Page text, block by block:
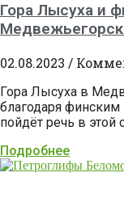
Гора Лысуха и
02.08.2023
Гора Лысуха в
благодаря
пойдёт речь в этой
Подробнее